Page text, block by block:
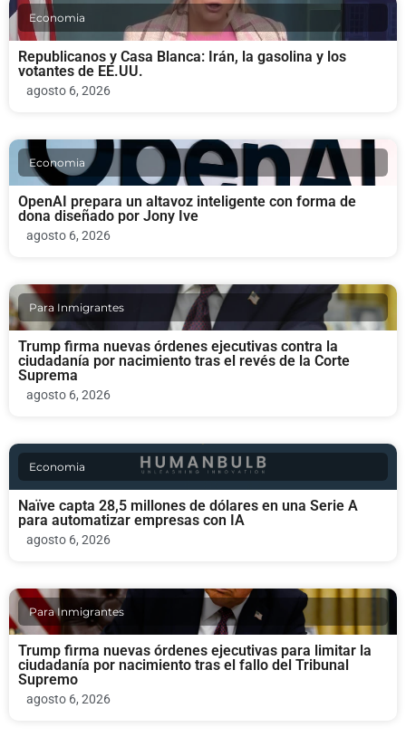
Economia
Republicanos y Casa Blanca: Irán, la gasolina y los
votantes de EE.UU.
agosto 6, 2026
Economia
OpenAI prepara un altavoz inteligente con forma de
dona diseñado por Jony Ive
agosto 6, 2026
Para Inmigrantes
Trump firma nuevas órdenes ejecutivas contra la
ciudadanía por nacimiento tras el revés de la Corte
Suprema
agosto 6, 2026
Economia
Naïve capta 28,5 millones de dólares en una Serie A
para automatizar empresas con IA
agosto 6, 2026
Para Inmigrantes
Trump firma nuevas órdenes ejecutivas para limitar la
ciudadanía por nacimiento tras el fallo del Tribunal
Supremo
agosto 6, 2026